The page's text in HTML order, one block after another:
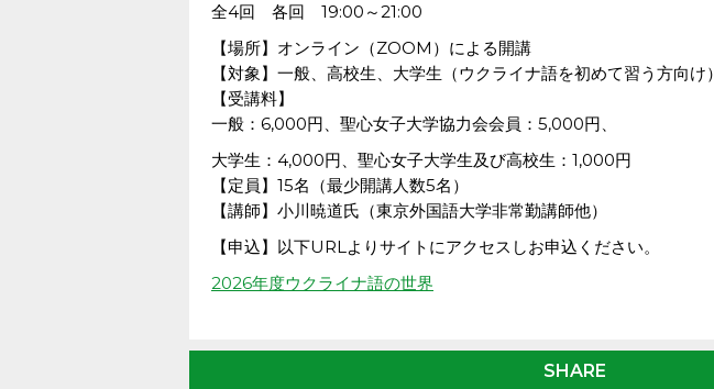
全4回 各回 19:00～21:00
【場所】オンライン（ZOOM）による開講
【対象】一般、高校生、大学生（ウクライナ語を初めて習う方向け）
【受講料】
一般：6,000円、聖心女子大学協力会会員：5,000円、
大学生：4,000円、聖心女子大学生及び高校生：1,000円
【定員】15名（最少開講人数5名）
【講師】小川暁道氏（東京外国語大学非常勤講師他）
【申込】以下URLよりサイトにアクセスしお申込ください。
2026年度ウクライナ語の世界
SHARE